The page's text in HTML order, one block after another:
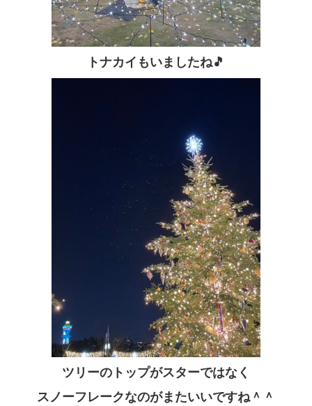
トナカイもいましたね🎵
ツリーのトップがスターではなく
スノーフレークなのがまたいいですね＾＾